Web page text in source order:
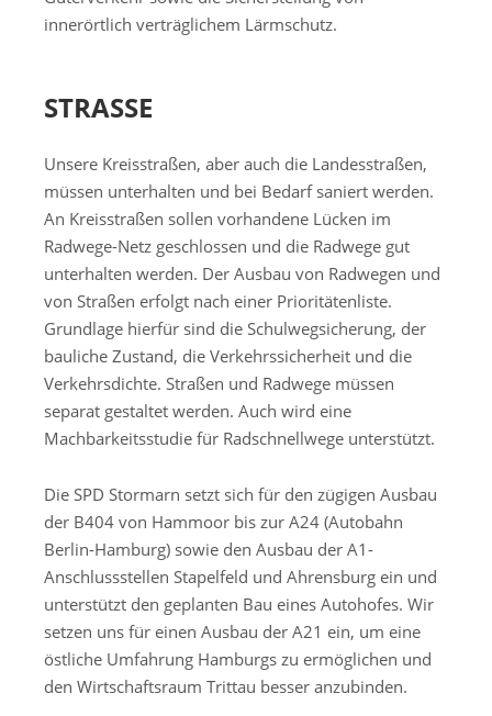
innerörtlich verträglichem Lärmschutz.
STRASSE
Unsere Kreisstraßen, aber auch die Landesstraßen,
müssen unterhalten und bei Bedarf saniert werden.
An Kreisstraßen sollen vorhandene Lücken im
Radwege-Netz geschlossen und die Radwege gut
unterhalten werden. Der Ausbau von Radwegen und
von Straßen erfolgt nach einer Prioritätenliste.
Grundlage hierfür sind die Schulwegsicherung, der
bauliche Zustand, die Verkehrssicherheit und die
Verkehrsdichte. Straßen und Radwege müssen
separat gestaltet werden. Auch wird eine
Machbarkeitsstudie für Radschnellwege unterstützt.
Die SPD Stormarn setzt sich für den zügigen Ausbau
der B404 von Hammoor bis zur A24 (Autobahn
Berlin-Hamburg) sowie den Ausbau der A1-
Anschlussstellen Stapelfeld und Ahrensburg ein und
unterstützt den geplanten Bau eines Autohofes. Wir
setzen uns für einen Ausbau der A21 ein, um eine
östliche Umfahrung Hamburgs zu ermöglichen und
den Wirtschaftsraum Trittau besser anzubinden.